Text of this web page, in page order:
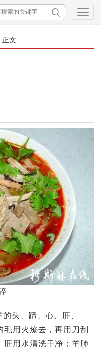
正文
头、蹄、心、肝、
毛用火燎去，再用刀刮
肝用水清洗干净；羊肺